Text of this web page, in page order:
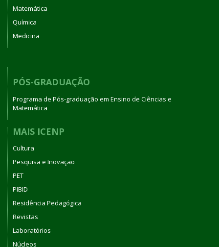
Matemática
Química
Medicina
PÓS-GRADUAÇÃO
Programa de Pós-graduação em Ensino de Ciências e
Matemática
MAIS ICENP
Cultura
Pesquisa e Inovação
PET
PIBID
Residência Pedagógica
Revistas
Laboratórios
Núcleos